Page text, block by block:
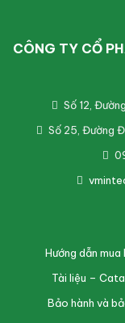
CÔNG TY CỔ
Số 12,
Số 25, Đường
Hướng dẫn mua
Tài liệu –
Bảo hành và